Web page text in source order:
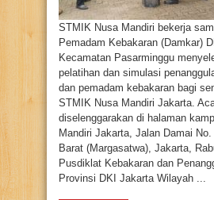
STMIK Nusa Mandiri bekerja
Pemadam Kebakaran (Damkar)
Kecamatan Pasarminggu
pelatihan dan simulasi
dan pemadam kebakaran bagi
STMIK Nusa Mandiri Jakarta.
diselenggarakan di halaman
Mandiri Jakarta, Jalan Damai
Barat (Margasatwa), Jakarta,
Pusdiklat Kebakaran dan
Provinsi DKI Jakarta Wilayah ...